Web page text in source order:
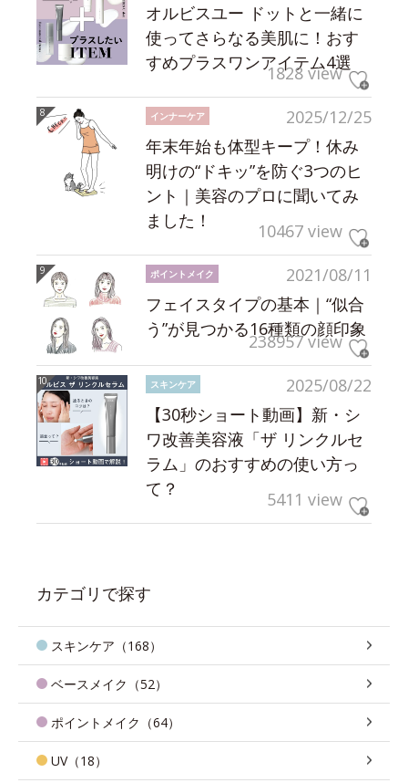
オルビスユー ドットと一緒に
使ってさらなる美肌に！おす
すめプラスワンアイテム4選
1828 view
2025/12/25
インナーケア
年末年始も体型キープ！休み
明けの“ドキッ”を防ぐ3つのヒ
ント｜美容のプロに聞いてみ
ました！
10467 view
2021/08/11
ポイントメイク
フェイスタイプの基本｜“似合
う”が見つかる16種類の顔印象
238957 view
2025/08/22
スキンケア
【30秒ショート動画】新・シ
ワ改善美容液「ザ リンクルセ
ラム」のおすすめの使い方っ
て？
5411 view
カテゴリで探す
スキンケア（168）
ベースメイク（52）
ポイントメイク（64）
UV（18）